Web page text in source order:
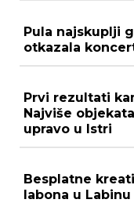
Pula najskuplji
otkazala
Prvi rezultati
Najviše
upravo u Istri
Besplatne
labona u Labinu